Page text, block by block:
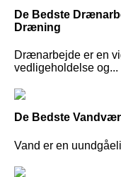
De Bedste
Dræning
Drænarbejde er en
vedligeholdelse og...
De Bedste
Vand er en